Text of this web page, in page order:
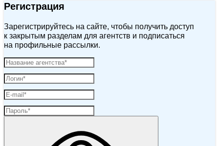
Регистрация
Зарегистрируйтесь на сайте, чтобы получить доступ
к закрытым разделам для агентств и подписаться
на профильные рассылки.